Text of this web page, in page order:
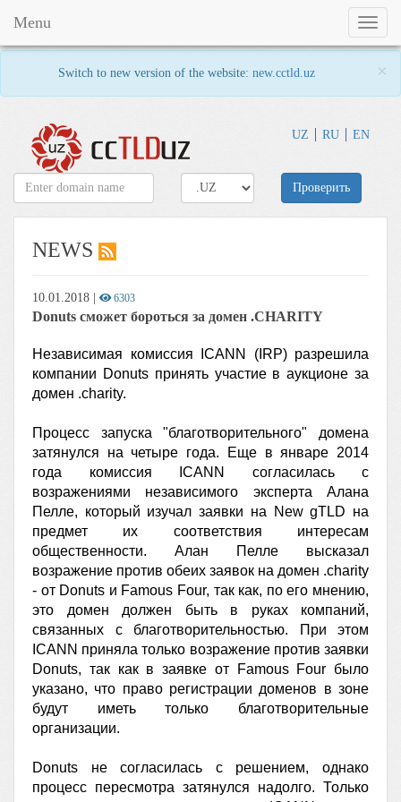
Switch to new version of the website: new.cctld.uz ×
UZ RU EN
Toggle
Menu
Проверить
NEWS
10.01.2018 6303
Donuts сможет бороться за домен .CHARITY
Независимая комиссия ICANN (IRP) разрешила
компании Donuts принять участие в аукционе за
домен .charity.
Процесс запуска "благотворительного" домена
затянулся на четыре года. Еще в январе 2014
года комиссия ICANN согласилась с
возражениями независимого эксперта Алана
Пелле, который изучал заявки на New gTLD на
предмет их соответствия интересам
общественности. Алан Пелле высказал
возражение против обеих заявок на домен .charity
- от Donuts и Famous Four, так как, по его мнению,
это домен должен быть в руках компаний,
связанных с благотворительностью. При этом
ICANN приняла только возражение против заявки
Donuts, так как в заявке от Famous Four было
указано, что право регистрации доменов в зоне
будут иметь только благотворительные
организации.
Donuts не согласилась с решением, однако
процесс пересмотра затянулся надолго. Только